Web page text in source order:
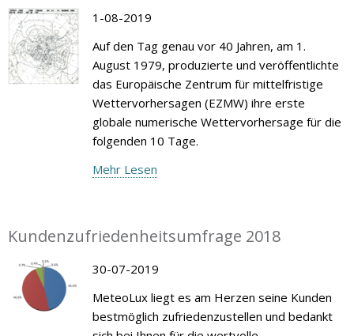
1-08-2019
Auf den Tag genau vor 40 Jahren, am 1.
August 1979, produzierte und veröffentlichte
das Europäische Zentrum für mittelfristige
Wettervorhersagen (EZMW) ihre erste
globale numerische Wettervorhersage für die
folgenden 10 Tage.
Mehr Lesen
Kundenzufriedenheitsumfrage 2018
30-07-2019
MeteoLux liegt es am Herzen seine Kunden
bestmöglich zufriedenzustellen und bedankt